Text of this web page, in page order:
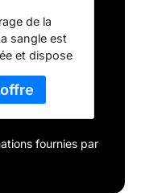
Start
2.0 (M)
de la
sangle est
et dispose
donc
pour
Par ailleurs,
le rend
porter.
fournies par